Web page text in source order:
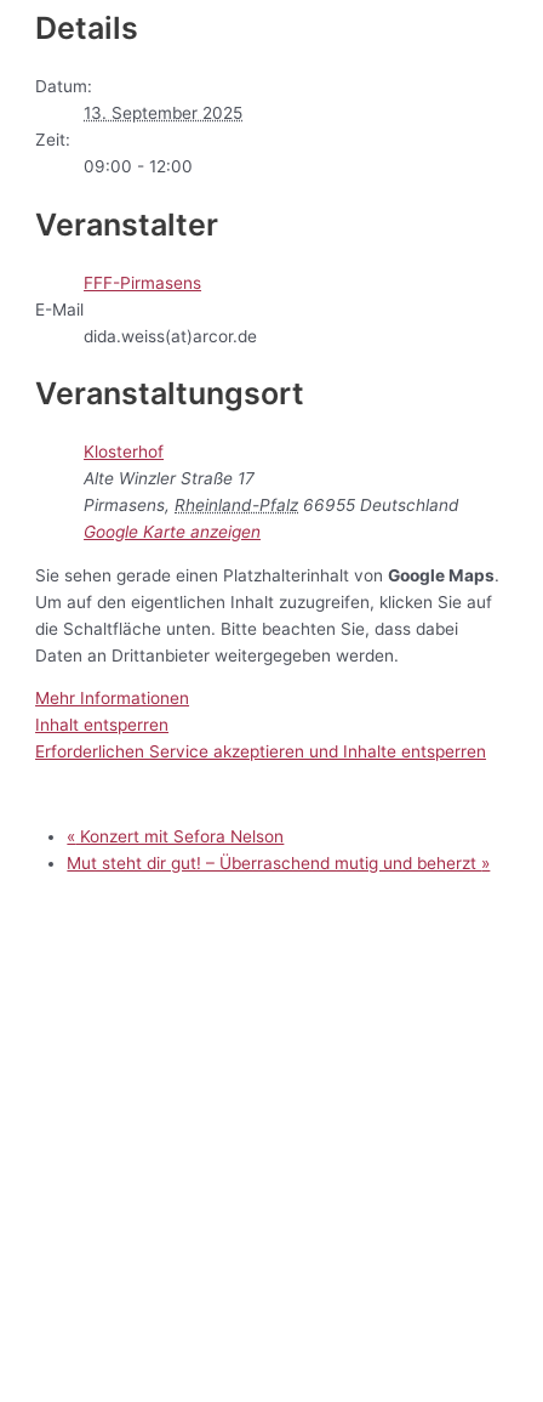
Details
Datum:
13. September 2025
Zeit:
09:00 - 12:00
Veranstalter
FFF-Pirmasens
E-Mail
dida.weiss(at)arcor.de
Veranstaltungsort
Klosterhof
Alte Winzler Straße 17
Pirmasens, Rheinland-Pfalz 66955 Deutschland
Google Karte anzeigen
Sie sehen gerade einen Platzhalterinhalt vonGoogle Maps.
Um auf den eigentlichen Inhalt zuzugreifen, klicken Sie auf
die Schaltfläche unten. Bitte beachten Sie, dass dabei
Daten an Drittanbieter weitergegeben werden.
Mehr Informationen
Inhalt entsperren
Erforderlichen Service akzeptieren und Inhalte entsperren
« Konzert mit Sefora Nelson
Mut steht dir gut! – Überraschend mutig und beherzt »